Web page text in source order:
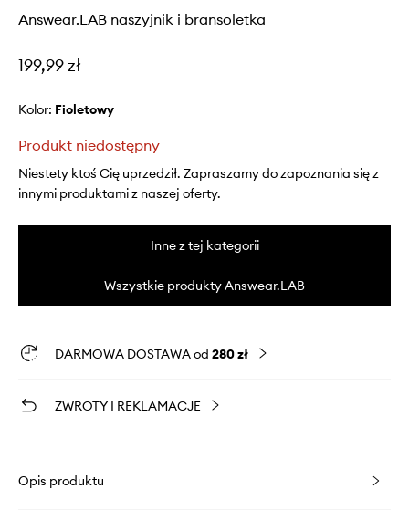
Answear.LAB naszyjnik i bransoletka
199,99 zł
Kolor: fioletowy
Produkt niedostępny
Niestety ktoś Cię uprzedził. Zapraszamy do zapoznania się z
innymi produktami z naszej oferty.
Inne z tej kategorii
Wszystkie produkty Answear.LAB
DARMOWA DOSTAWA od 280 zł
ZWROTY I REKLAMACJE
Opis produktu